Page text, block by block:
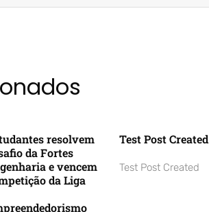
resolvem
da Fortes
e vencem
da Liga
Test Post Created
Test Post Created